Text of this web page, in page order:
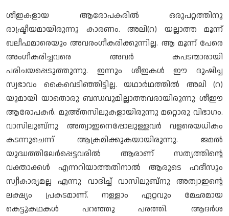
ശീഇകളായ ആരോപകരിൽ ഒരുപറ്റത്തിനു
രാഷ്ട്രീയമായിരുന്നു കാരണം. അലി(റ) യല്ലാത്ത മൂന്ന്
ഖലീഫമാരെയും അവരംഗീകരിക്കുന്നില്ല. ആ മൂന്ന് പേരെ
അംഗീകരിച്ചവരെ അവർ കപടന്മാരായി
പരിചയപ്പെടുത്തുന്നു. ഇന്നും ശീഇകൾ ഈ ദുഷിച്ച
സ്വഭാവം കൈവെടിഞ്ഞിട്ടില്ല. യഥാർഥത്തിൽ അലി (റ)
യുമായി യാതൊരു ബന്ധവുമില്ലാത്തവരായിരുന്നു ശീഈ
ആരോപകർ. മുഅ്തസിലുകളായിരുന്നു മറ്റൊരു വിഭാഗം.
വാസിലുബ്നു അത്വാഇനെപ്പോലുള്ളവർ വളരെയധികം
കടന്നുചെന്ന് ആക്രമിക്കുകയായിരുന്നു. ജമൽ
യുദ്ധത്തിലേർപ്പെട്ടവരിൽ ആരാണ് സത്യത്തിന്റെ
വക്താക്കൾ എന്നറിയാത്തതിനാൽ ആരുടെ ഹദീസും
സ്വീകാര്യമല്ല എന്നു വാദിച്ച് വാസിലുബ്നു അത്വാഇന്റെ
ലക്ഷ്യം പ്രകടമാണ്. നള്ളാം ഏറ്റവും മേഛമായ
കെട്ടുകഥകൾ പറഞ്ഞു പരത്തി. ആദർശ